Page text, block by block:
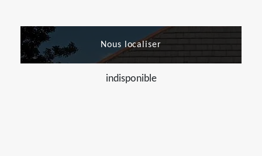
Nous localiser
indisponible